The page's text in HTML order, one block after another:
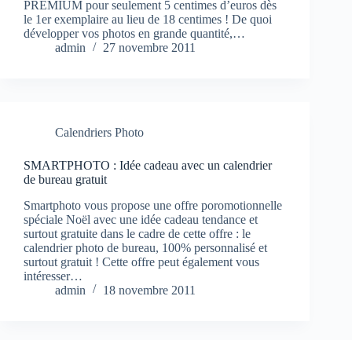
PREMIUM pour seulement 5 centimes d’euros dès
le 1er exemplaire au lieu de 18 centimes ! De quoi
développer vos photos en grande quantité,…
admin
27 novembre 2011
Calendriers Photo
SMARTPHOTO : Idée cadeau avec un calendrier
de bureau gratuit
Smartphoto vous propose une offre poromotionnelle
spéciale Noël avec une idée cadeau tendance et
surtout gratuite dans le cadre de cette offre : le
calendrier photo de bureau, 100% personnalisé et
surtout gratuit ! Cette offre peut également vous
intéresser…
admin
18 novembre 2011